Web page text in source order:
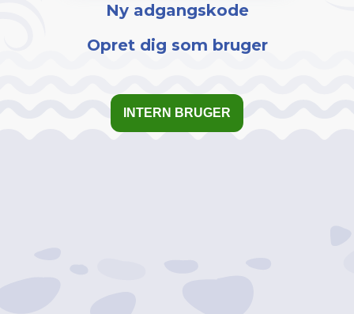
INTERN BRUGER
Ny adgangskode
Opret dig som bruger